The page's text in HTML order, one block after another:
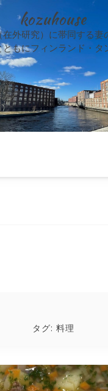
kozuhouse
外研究）に帯同する妻
もにフィンランド・タ
タグ: 料理